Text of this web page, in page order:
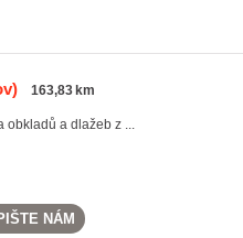
163,83 km
obkladů a dlažeb z ...
NÁM